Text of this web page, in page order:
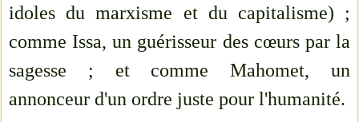
idoles du marxisme et du capitalisme) ;
comme Issa, un guérisseur des cœurs par la
sagesse ; et comme Mahomet, un
annonceur d'un ordre juste pour l'humanité.